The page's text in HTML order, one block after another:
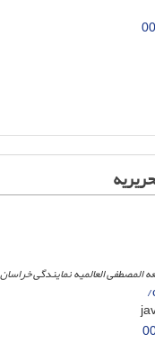
المصطفی العالمیه نمایندگی